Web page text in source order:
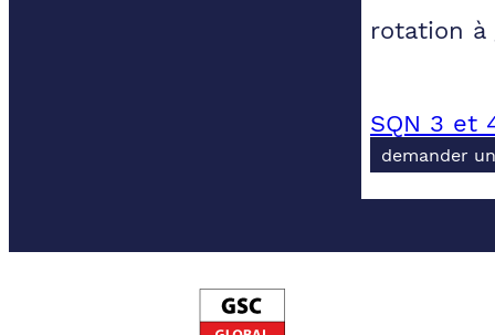
rotation à
SQN 3 et
demander